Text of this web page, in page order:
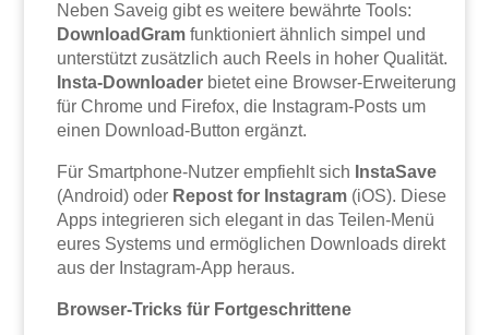
Neben Saveig gibt es weitere bewährte Tools:
DownloadGram funktioniert ähnlich simpel und
unterstützt zusätzlich auch Reels in hoher Qualität.
Insta-Downloader bietet eine Browser-Erweiterung
für Chrome und Firefox, die Instagram-Posts um
einen Download-Button ergänzt.
Für Smartphone-Nutzer empfiehlt sich InstaSave
(Android) oder Repost for Instagram (iOS). Diese
Apps integrieren sich elegant in das Teilen-Menü
eures Systems und ermöglichen Downloads direkt
aus der Instagram-App heraus.
Browser-Tricks für Fortgeschrittene